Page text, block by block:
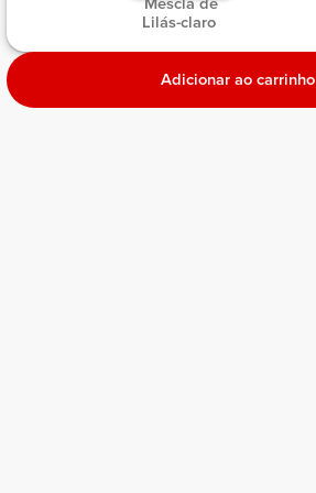
Lilás-claro
Adicionar ao carrinho